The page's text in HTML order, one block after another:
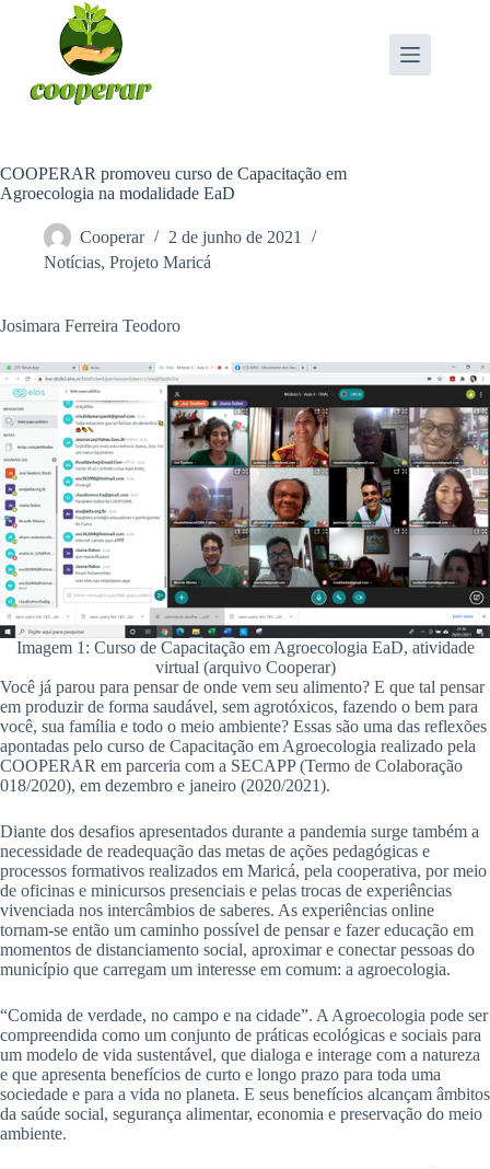
COOPERAR promoveu curso de Capacitação em
Agroecologia na modalidade EaD
Cooperar
2 de junho de 2021
Notícias, Projeto Maricá
Josimara Ferreira Teodoro
Imagem 1: Curso de Capacitação em Agroecologia EaD, atividade
virtual (arquivo Cooperar)
Você já parou para pensar de onde vem seu alimento? E que tal pensar
em produzir de forma saudável, sem agrotóxicos, fazendo o bem para
você, sua família e todo o meio ambiente? Essas são uma das reflexões
apontadas pelo curso de Capacitação em Agroecologia realizado pela
COOPERAR em parceria com a SECAPP (Termo de Colaboração
018/2020), em dezembro e janeiro (2020/2021).
Diante dos desafios apresentados durante a pandemia surge também a
necessidade de readequação das metas de ações pedagógicas e
processos formativos realizados em Maricá, pela cooperativa, por meio
de oficinas e minicursos presenciais e pelas trocas de experiências
vivenciada nos intercâmbios de saberes. As experiências online
tornam-se então um caminho possível de pensar e fazer educação em
momentos de distanciamento social, aproximar e conectar pessoas do
município que carregam um interesse em comum: a agroecologia.
“Comida de verdade, no campo e na cidade”. A Agroecologia pode ser
compreendida como um conjunto de práticas ecológicas e sociais para
um modelo de vida sustentável, que dialoga e interage com a natureza
e que apresenta benefícios de curto e longo prazo para toda uma
sociedade e para a vida no planeta. E seus benefícios alcançam âmbitos
da saúde social, segurança alimentar, economia e preservação do meio
ambiente.